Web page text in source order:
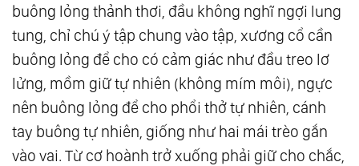
buông lỏng thảnh thơi, đầu không nghĩ ngợi lung
tung, chỉ chú ý tập chung vào tập, xương cổ cần
buông lỏng để cho có cảm giác như đầu treo lơ
lửng, mồm giữ tự nhiên (không mím môi), ngực
nên buông lỏng để cho phổi thở tự nhiên, cánh
tay buông tự nhiên, giống như hai mái trèo gắn
vào vai. Từ cơ hoành trở xuống phải giữ cho chắc,